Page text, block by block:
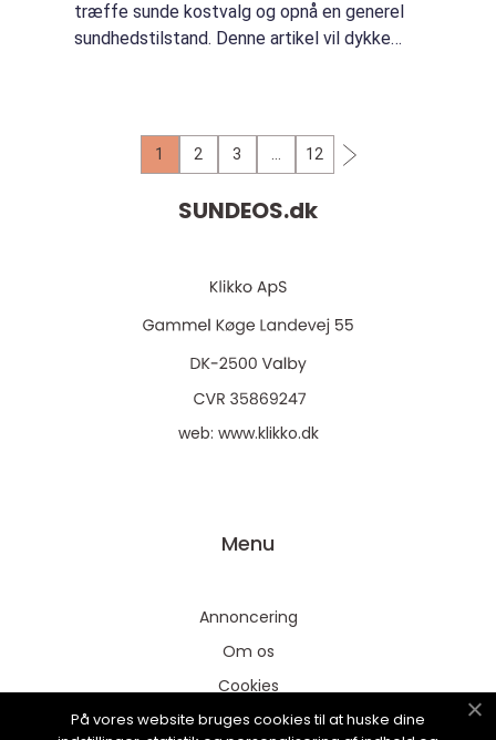
træffe sunde kostvalg og opnå en generel
sundhedstilstand. Denne artikel vil dykke
1 2 3 12
SUNDEOS.dk
web: www.klikko.dk
Menu
Annoncering
Om os
Cookies
Kontakt os
På vores website bruges cookies til at huske dine